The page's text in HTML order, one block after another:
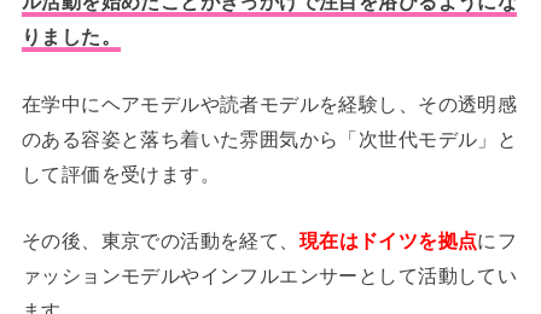
りました。
在学中にヘアモデルや読者モデルを経験し、その透明感
のある容姿と落ち着いた雰囲気から「次世代モデル」と
して評価を受けます。
その後、東京での活動を経て、 現在はドイツを拠点にフ
ァッションモデルやインフルエンサーとして活動してい